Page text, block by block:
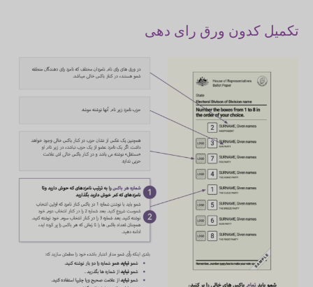
تکمیل کدون ورق رای دهی